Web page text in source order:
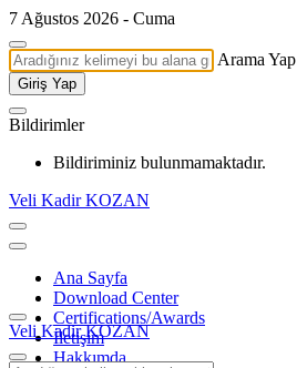
7 Ağustos 2026 - Cuma
Arama Yap
Giriş Yap
Bildirimler
Bildiriminiz bulunmamaktadır.
Veli Kadir KOZAN
Ana Sayfa
Download Center
Certifications/Awards
İletişim
Hakkımda
Veli Kadir KOZAN